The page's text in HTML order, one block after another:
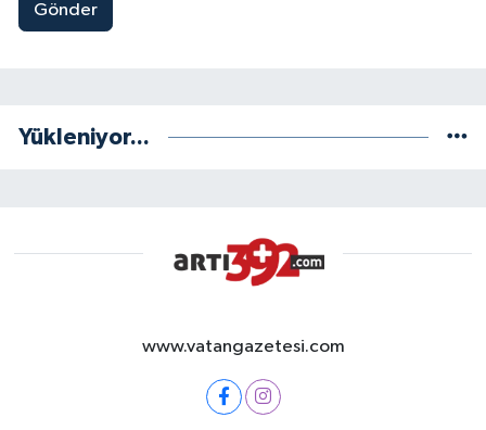
Gönder
Yükleniyor...
www.vatangazetesi.com